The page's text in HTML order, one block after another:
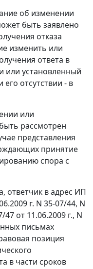
об изменении
быть заявлено
отказа
изменить или
ответа в
или установленный
отсутствии - в
или
рассмотрен
представления
принятие
спора с
ответчик в адрес ИП
г. N 35-07/44, N
47 от 11.06.2009 г., N
письмах
позиция
в части сроков